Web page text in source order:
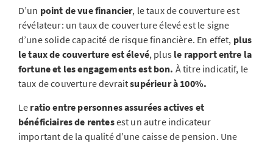
D’un point de vue financier, le taux de couverture est
révélateur: un taux de couverture élevé est le signe
d’une solide capacité de risque financière. En effet, plus
le taux de couverture est élevé, plus le rapport entre la
fortune et les engagements est bon. À titre indicatif, le
taux de couverture devraitsupérieur à 100%.
Le ratio entre personnes assurées actives et
bénéficiaires de rentesest un autre indicateur
important de la qualité d’une caisse de pension. Une